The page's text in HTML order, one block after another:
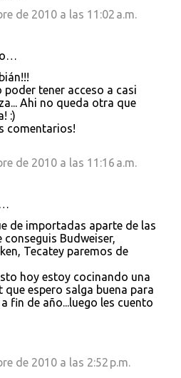
de 2010 a las 11:02 a.m.
poder tener acceso a casi
Ahi no queda otra que
:)
comentarios!
de 2010 a las 11:16 a.m.
de importadas aparte de las
conseguis Budweiser,
Tecatey paremos de
hoy estoy cocinando una
que espero salga buena para
fin de año...luego les cuento
de 2010 a las 2:52 p.m.